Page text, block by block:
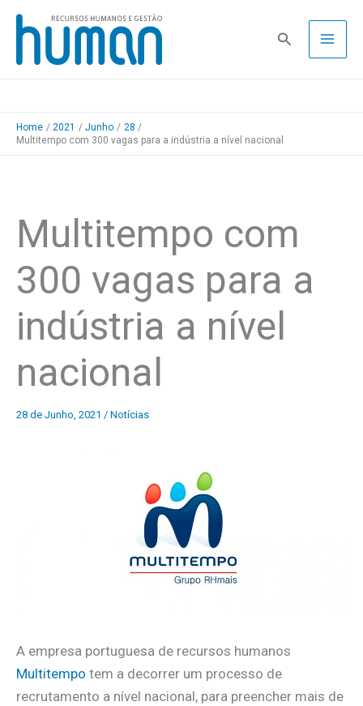
Skip
content
Pesquisa
Home 2021 Junho
28
Multitempo com 300 vagas para a indústria a nível nacional
Multitempo com
300 vagas para a
indústria a nível
nacional
28 de Junho, 2021 / Notícias
A empresa portuguesa de recursos humanos
Multitempo tem a decorrer um processo de
recrutamento a nível nacional, para preencher mais de